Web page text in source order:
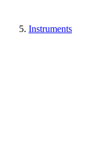
Instruments